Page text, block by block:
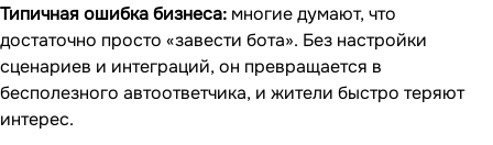
Типичная ошибка бизнеса: многие думают, что
достаточно просто «завести бота». Без настройки
сценариев и интеграций, он превращается в
бесполезного автоответчика, и жители быстро теряют
интерес.